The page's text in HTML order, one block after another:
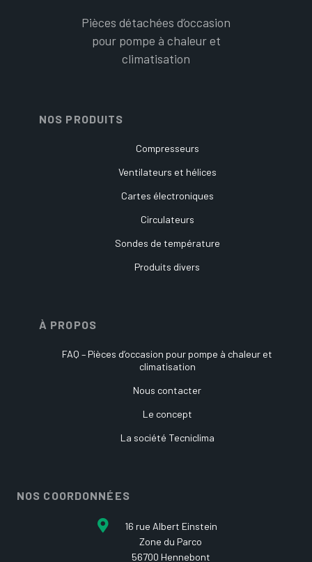
Pièces détachées d’occasion
pour pompe à chaleur et
climatisation
NOS PRODUITS
Compresseurs
Ventilateurs et hélices
Cartes électroniques
Circulateurs
Sondes de température
Produits divers
À PROPOS
FAQ – Pièces d’occasion pour pompe à chaleur et
climatisation
Nous contacter
Le concept
La société Tecniclima
NOS COORDONNÉES
16 rue Albert Einstein
Zone du Parco
56700 Hennebont